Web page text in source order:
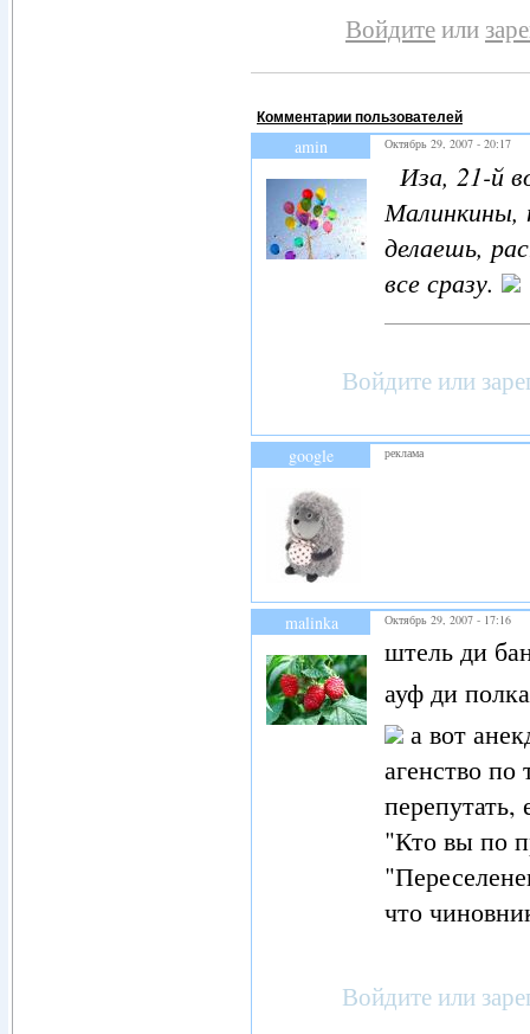
Войдитеили
Комментарии пользователей
amin Октябрь 29, 2007 - 20:17
Иза, 21-й
Малинкины,
делаешь,
все сразу.
Войдите или
google реклама
malinka Октябрь 29, 2007 - 17:16
штель ди
ауф ди
а вот
агенство
"Кто вы по
что
Войдите или